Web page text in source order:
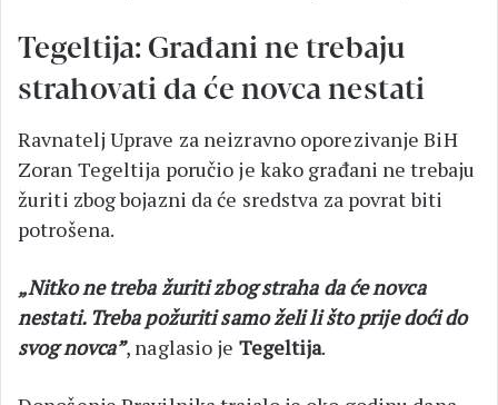
Tegeltija: Građani ne trebaju
strahovati da će novca nestati
Ravnatelj Uprave za neizravno oporezivanje BiH
Zoran Tegeltija poručio je kako građani ne trebaju
žuriti zbog bojazni da će sredstva za povrat biti
potrošena.
„Nitko ne treba žuriti zbog straha da će novca
nestati. Treba požuriti samo želi li što prije doći do
svog novca”, naglasio je Tegeltija.